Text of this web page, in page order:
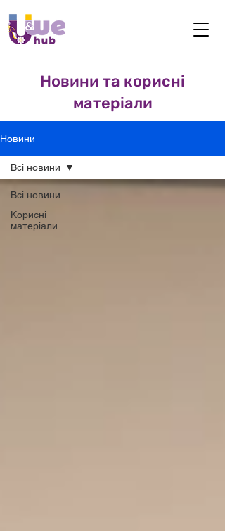
Новини та корисні
матеріали
Новини
Всі новини
Корисні
матеріали
Всі новини